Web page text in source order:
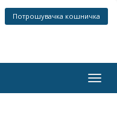
Потрошувачка кошничка